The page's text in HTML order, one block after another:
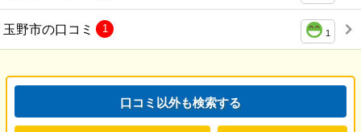
玉野市の口コミ 1
1
口コミ以外も検索する